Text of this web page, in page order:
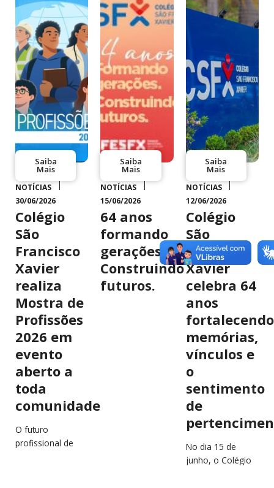
Saiba
Mais
NOTÍCIAS
30/06/2026
Colégio
São
Francisco
Xavier
realiza
Mostra de
Profissões
2026 em
evento
aberto a
toda
comunidade
O futuro
profissional de
Saiba
Mais
NOTÍCIAS
15/06/2026
64 anos
formando
gerações.
Construindo
futuros.
Saiba
Mais
NOTÍCIAS
12/06/2026
Colégio
São
Francisco
Xavier
celebra 64
anos
fortalecendo
memórias,
vínculos e
o
sentimento
de
No dia 15 de
junho, o Colégio